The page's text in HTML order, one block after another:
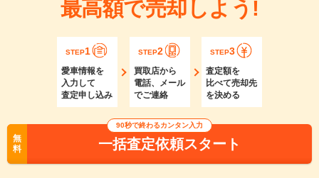
最高額で売却しよう!
STEP1
愛車情報を
入力して
査定申し込み
STEP2
買取店から
電話、メール
でご連絡
STEP3
査定額を
比べて売却先
を決める
無
料
90秒で終わるカンタン入力
一括査定依頼スタート